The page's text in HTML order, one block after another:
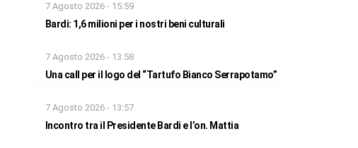
7 Agosto 2026 - 15:59
Bardi: 1,6 milioni per i nostri beni culturali
7 Agosto 2026 - 13:58
Una call per il logo del “Tartufo Bianco Serrapotamo”
7 Agosto 2026 - 13:57
Incontro tra il Presidente Bardi e l’on. Mattia